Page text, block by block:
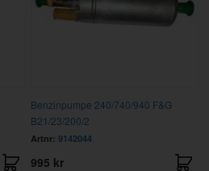
Benzinpumpe 240/740/940 F&G
B21/23/200/2
Artnr: 9142044
995 kr